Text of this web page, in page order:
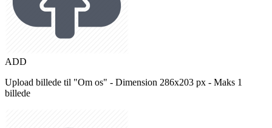
ADD
Upload billede til "Om os" - Dimension 286x203 px - Maks 1
billede